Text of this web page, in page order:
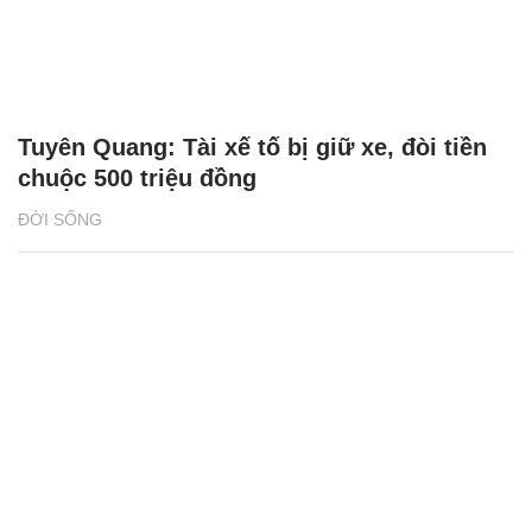
ĐỜI SỐNG
Tuyên Quang: Tài xế tố bị giữ xe, đòi tiền
chuộc 500 triệu đồng